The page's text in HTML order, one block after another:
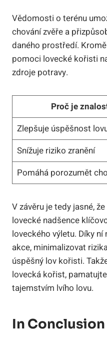
Vědomosti o terénu
chování zvěře a
daného prostředí.
pomoci lovecké kořisti
zdroje potravy.
Proč je
Zlepšuje úspěšnost
Snížuje riziko zranění
Pomáhá porozumět
V závěru je tedy jasné,
lovecké nadšence
loveckého výletu. Díky
akce, minimalizovat
úspěšný lov kořisti.
lovecká kořist,
tajemstvím lvího lovu.
In Conclusion